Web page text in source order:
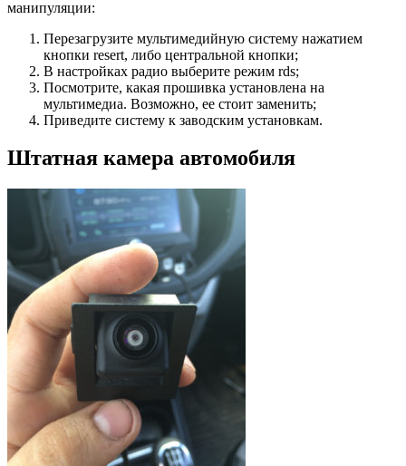
манипуляции:
Перезагрузите мультимедийную систему нажатием
кнопки resert, либо центральной кнопки;
В настройках радио выберите режим rds;
Посмотрите, какая прошивка установлена на
мультимедиа. Возможно, ее стоит заменить;
Приведите систему к заводским установкам.
Штатная камера автомобиля